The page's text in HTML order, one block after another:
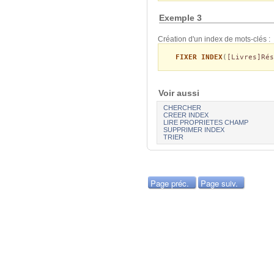
Exemple 3
Création d'un index de mots-clés :
FIXER INDEX(
Voir aussi
CHERCHER
CREER INDEX
LIRE PROPRIETES CHAMP
SUPPRIMER INDEX
TRIER
Page préc. Page suiv.